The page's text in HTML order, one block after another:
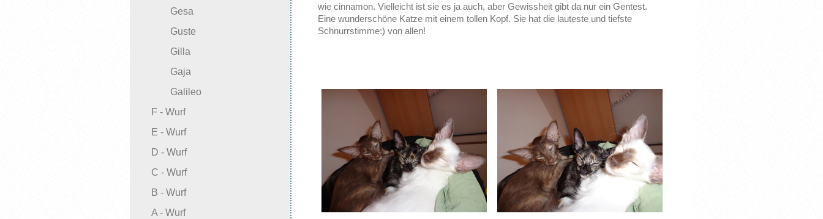
wie cinnamon. Vielleicht ist sie es ja auch, aber Gewissheit gibt da nur ein Gentest.
Eine wunderschöne Katze mit einem tollen Kopf. Sie hat die lauteste und tiefste
Schnurrstimme:) von allen!
Gesa
Guste
Gilla
Gaja
Galileo
F - Wurf
E - Wurf
D - Wurf
C - Wurf
B - Wurf
A - Wurf